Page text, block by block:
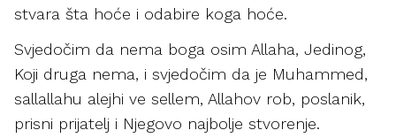
stvara šta hoće i odabire koga hoće.
Svjedočim da nema boga osim Allaha, Jedinog,
Koji druga nema, i svjedočim da je Muhammed,
sallallahu alejhi ve sellem, Allahov rob, poslanik,
prisni prijatelj i Njegovo najbolje stvorenje.